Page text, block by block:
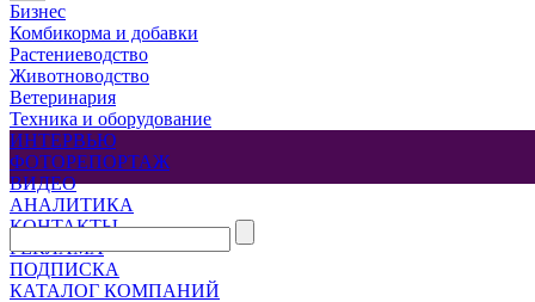
Бизнес
Комбикорма и добавки
Растениеводство
Животноводство
Ветеринария
Техника и оборудование
ИНТЕРВЬЮ
ФОТОРЕПОРТАЖ
ВИДЕО
АНАЛИТИКА
КОНТАКТЫ
РЕКЛАМА
ПОДПИСКА
КАТАЛОГ КОМПАНИЙ